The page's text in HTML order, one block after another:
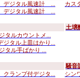
デジタル風速計 ...
デジタル風速計 ...
カス
タルカウントメ...
タル上皿はかり...
タル手ばかり ...
土壌
ランプ付デジタ...
騒音
シン